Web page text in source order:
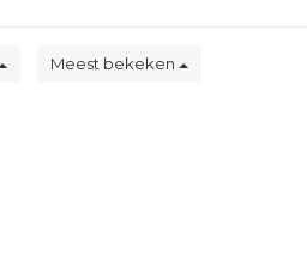
Meest bekeken